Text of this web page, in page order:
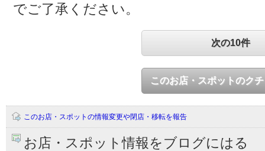
でご了承ください。
次の10件
このお店・スポットのク
このお店・スポットの情報変更や閉店・移転を報告
お店・スポット情報をブログにはる